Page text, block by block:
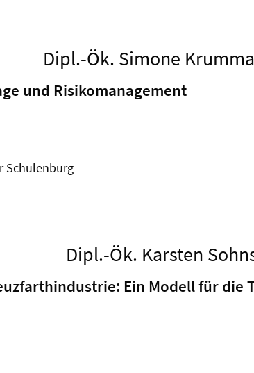
Dipl.-Ök. Simone
und Risikomanagement
Schulenburg
Dipl.-Ök. Karsten
Ein Modell für die